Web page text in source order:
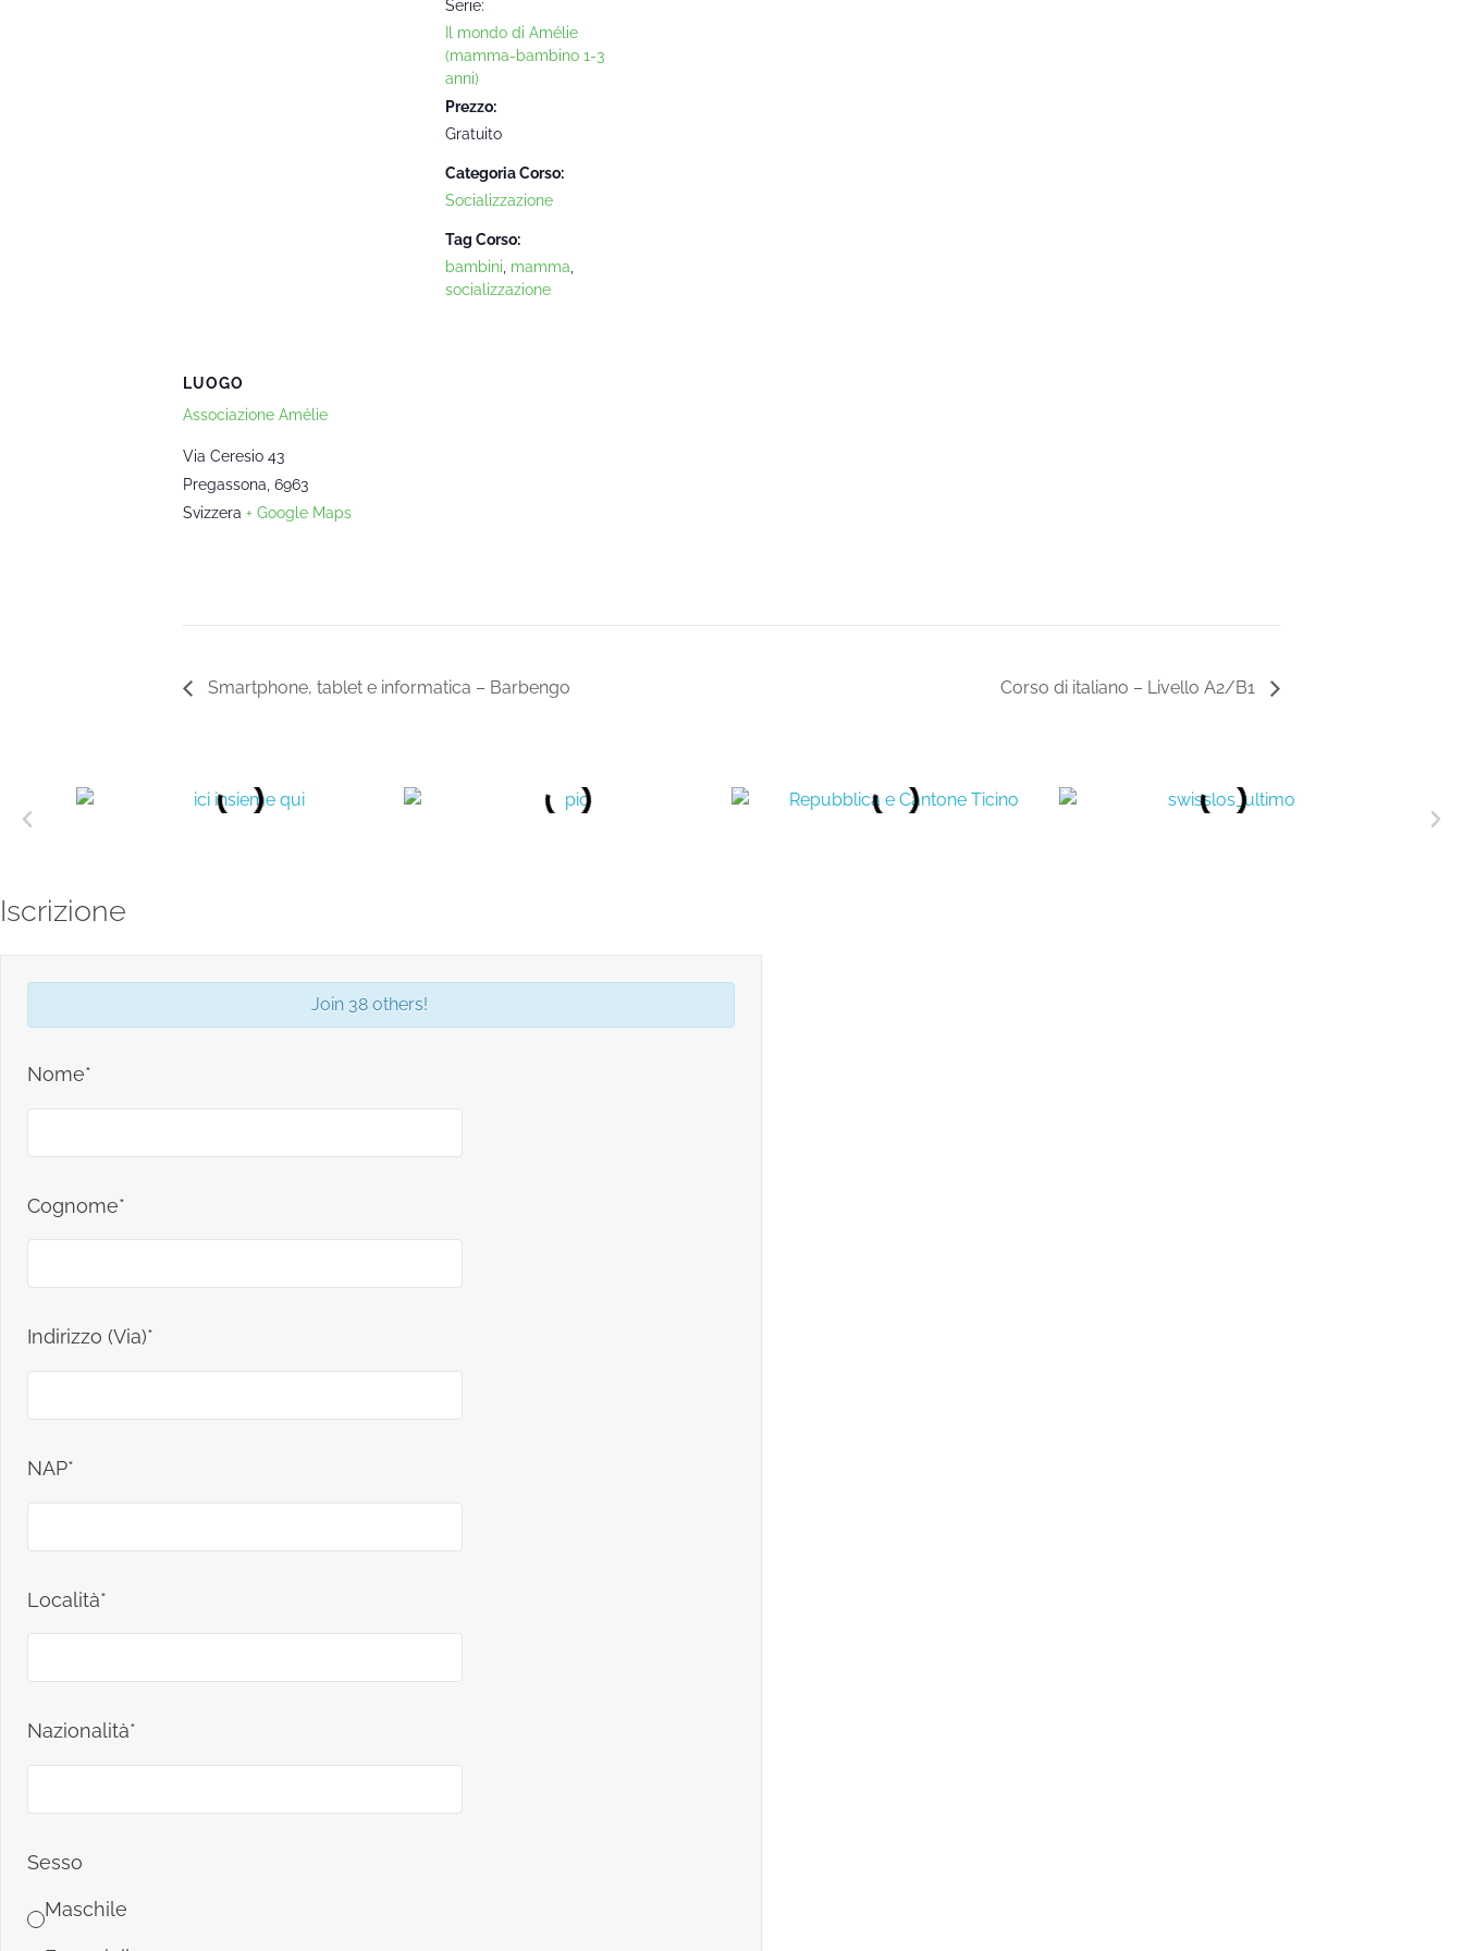
Serie:
Il mondo di Amélie
(mamma-bambino 1-3
anni)
Prezzo:
Gratuito
Categoria Corso:
Socializzazione
Tag Corso:
bambini mamma
socializzazione
LUOGO
Associazione Amélie
Via Ceresio 43
Pregassona 6963
Svizzera + Google Maps
Smartphone, tablet e informatica – Barbengo Corso di italiano – Livello A2/B1
Iscrizione
Join 38 others!
Nome*
Cognome*
Indirizzo (Via)*
NAP*
Località*
Nazionalità*
Sesso
Maschile